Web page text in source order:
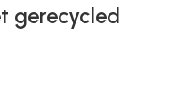
gerecycled